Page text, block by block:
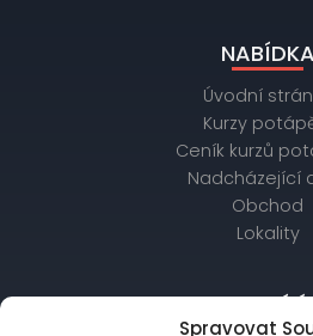
Spravovat
NABÍDKA
Úvodní
Kurzy
Ceník kurzů
Nadcházející
Obchod
Lokality
OBCHODNÍ